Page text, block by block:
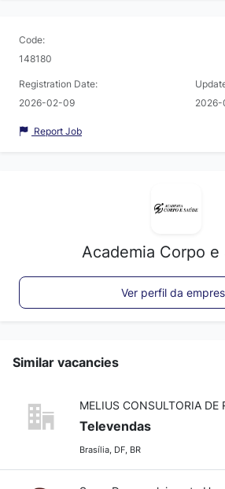
Code:
148180
Registration Date:
2026-02-09
Report Job
Academia Corpo e
Ver perfil da
Similar vacancies
MELIUS CONSULTORIA DE
Televendas
Brasília, DF, BR